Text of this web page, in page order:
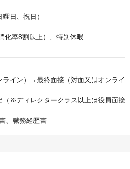
日、祝日）
化率8割以上）、特別休暇
ライン）→最終面接（対面又はオンライ
※ディレクタークラス以上は役員面接
、職務経歴書